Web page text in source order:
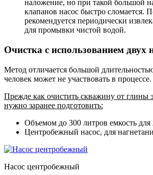
наложение, но при такой большой
клапанов насос быстро сломается.
рекомендуется периодически
для промывки чистой водой.
Очистка с использованием двух
Метод отличается большой
человек может не участвовать в процессе.
Прежде как очистить скважину от глины
нужно заранее подготовить:
Объемом до 300 литров емкость для
Центробежный насос, для
Насос центробежный